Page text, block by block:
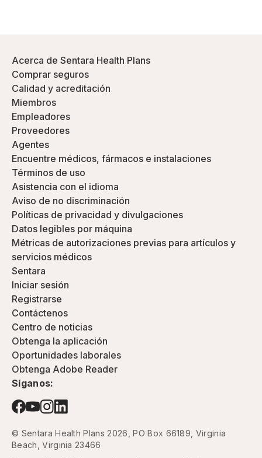
Acerca de Sentara Health Plans
Comprar seguros
Calidad y acreditación
Miembros
Empleadores
Proveedores
Agentes
Encuentre médicos, fármacos e instalaciones
Términos de uso
Asistencia con el idioma
Aviso de no discriminación
Políticas de privacidad y divulgaciones
Datos legibles por máquina
Métricas de autorizaciones previas para artículos y
servicios médicos
Sentara
Iniciar sesión
Registrarse
Contáctenos
Centro de noticias
Obtenga la aplicación
Oportunidades laborales
Obtenga Adobe Reader
Síganos:
© Sentara Health Plans 2026, PO Box 66189, Virginia
Beach, Virginia 23466